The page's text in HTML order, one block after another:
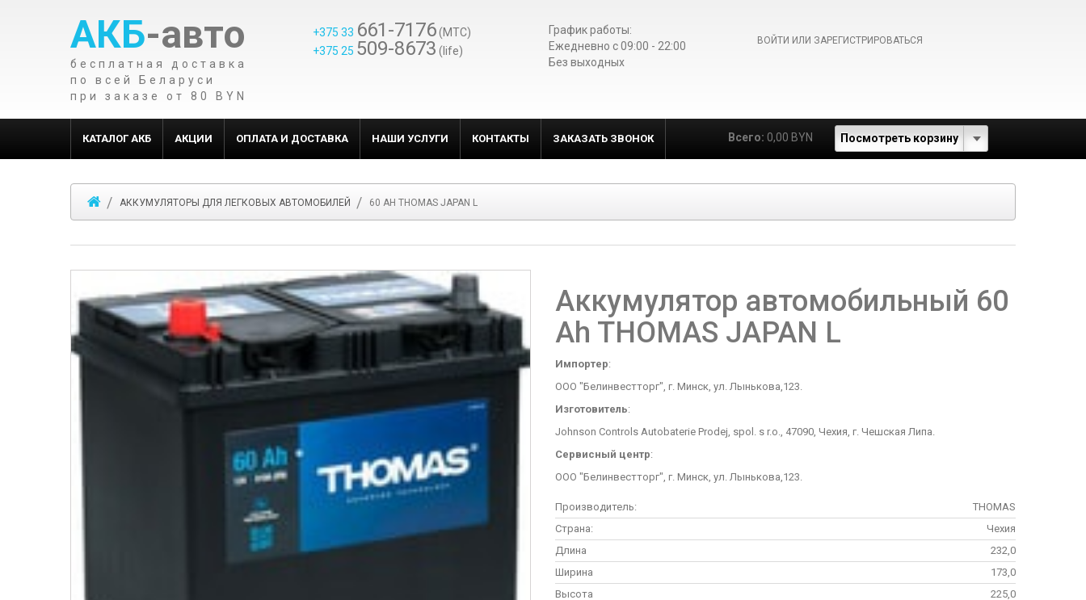
АКБ-авто
бесплатная доставка
по всей Беларуси
при заказе от 80 BYN
+375 33 661-7176(МТС)
+375 25 509-8673 (life)
График работы:
Ежедневно c 09:00 - 22:00
Без выходных
ВОЙТИ ИЛИ ЗАРЕГИСТРИРОВАТЬСЯ
КАТАЛОГ АКБ АКЦИИ ОПЛАТА И ДОСТАВКА НАШИ УСЛУГИ КОНТАКТЫ ЗАКАЗАТЬ ЗВОНОК Всего: 0,00 BYN Посмотреть корзину
АККУМУЛЯТОРЫ ДЛЯ ЛЕГКОВЫХ АВТОМОБИЛЕЙ 60 AH THOMAS JAPAN L
Аккумулятор автомобильный 60
Ah THOMAS JAPAN L
Импортер:
ООО "Белинвестторг", г. Минск, ул. Лынькова,123.
Изготовитель:
Johnson Controls Autobaterie Prodej, spol. s r.o., 47090, Чехия, г. Чешская Липа.
Сервисный центр:
ООО "Белинвестторг", г. Минск, ул. Лынькова,123.
Производитель:
THOMAS
Страна:
Чехия
Длина
232,0
Ширина
173,0
Высота
225,0